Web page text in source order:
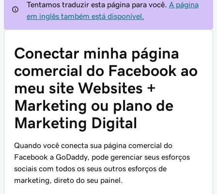
Tentamos traduzir esta página para você.
A página
em inglês também está disponível.
Conectar minha página
comercial do Facebook ao
meu site Websites +
Marketing ou plano de
Marketing Digital
Quando você conecta sua página comercial do
Facebook a GoDaddy, pode gerenciar seus esforços
sociais com todos os seus outros esforços de
marketing, direto do seu painel.